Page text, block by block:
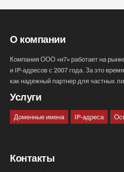
О компании
Компания ООО «и7» работает на
и IP-адресов с 2007 года. За это
как надежный партнер для частных
Услуги
Доменные имена IP-адреса
Контакты